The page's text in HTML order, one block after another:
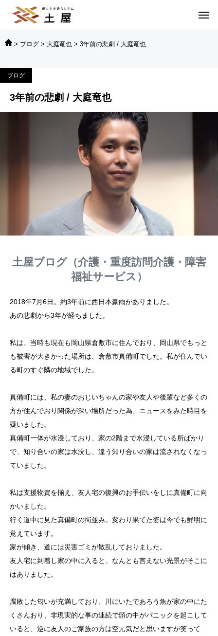
> ブログ > 大庭竜也 > 3年前の悲劇 / 大庭竜也
ブログ
3年前の悲劇 / 大庭竜也
土屋ブログ（介護・重度訪問介護・障害
福祉サービス）
2018年7月6日。約3年前に西日本豪雨がありました。
あの悲劇から3年が経ちました。
私は、当時も現在も岡山県倉敷市に住んでおり、岡山県でもっと
も被害が大きかった場所は、倉敷市真備町でした。私が住んでい
る町のすぐ隣の地域でした。
真備町には、私の妻のおじいちゃんの家や友人や後輩など多くの
方が住んでおり関係が深い場所だった為、ニュースをみた時目を
疑いました。
真備町一体が水浸しており、家の2階まで水浸している所ばかり
で、知り合いの家は水没し、違う知り合いの家は流されなくなっ
ていました。
私は支援物資を揃え、友人宅の復興のお手伝いをしに真備町に向
かいました。
行く道中に見た真備町の街並み。変わり果てた姿は今でも鮮明に
覚えています。
家が傾き、道には災害ゴミが散乱しておりました。
友人宅に到着し家の中に入ると、なんとも言えない光景がそこに
はありました。
腐敗した匂いが充満しており、川にいたであろう魚が家の中にた
くさんおり、非現実的な事の連続で頭の中がパニックを起こして
いると、逆に友人のご家族の方は空元気だと思いますが笑って